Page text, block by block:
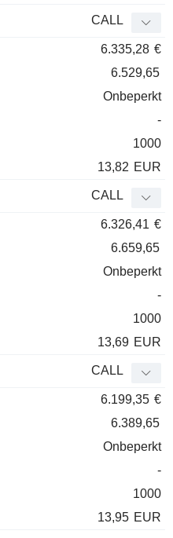
CALL
6.335,28 €
6.529,65
Onbeperkt
-
1000
13,82 EUR
CALL
6.326,41 €
6.659,65
Onbeperkt
-
1000
13,69 EUR
CALL
6.199,35 €
6.389,65
Onbeperkt
-
1000
13,95 EUR